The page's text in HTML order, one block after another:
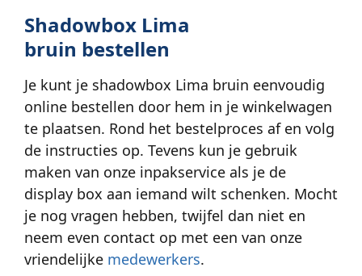
Shadowbox Lima
bruin bestellen
Je kunt je shadowbox Lima bruin eenvoudig
online bestellen door hem in je winkelwagen
te plaatsen. Rond het bestelproces af en volg
de instructies op. Tevens kun je gebruik
maken van onze inpakservice als je de
display box aan iemand wilt schenken. Mocht
je nog vragen hebben, twijfel dan niet en
neem even contact op met een van onze
vriendelijke medewerkers.